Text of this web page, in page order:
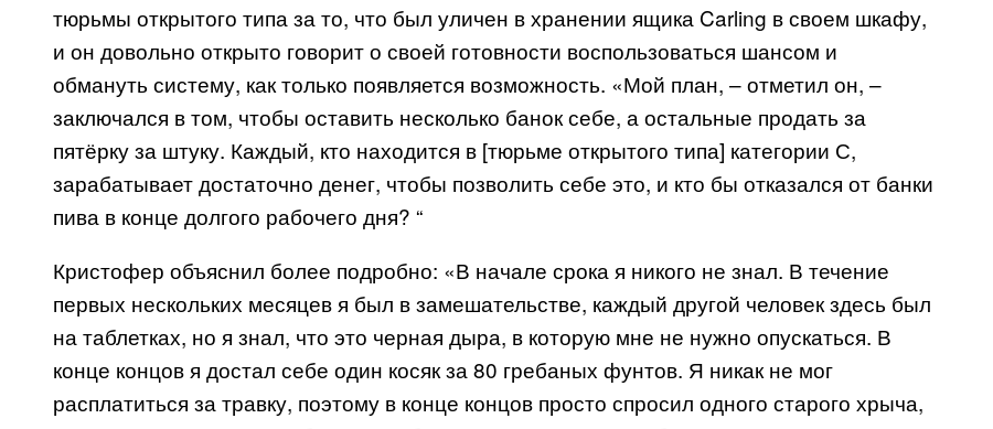
тюрьмы открытого типа за то, что был уличен в хранении ящика Carling в своем шкафу,
и он довольно открыто говорит о своей готовности воспользоваться шансом и
обмануть систему, как только появляется возможность. «Мой план, – отметил он, –
заключался в том, чтобы оставить несколько банок себе, а остальные продать за
пятёрку за штуку. Каждый, кто находится в [тюрьме открытого типа] категории С,
зарабатывает достаточно денег, чтобы позволить себе это, и кто бы отказался от банки
пива в конце долгого рабочего дня? “
Кристофер объяснил более подробно: «В начале срока я никого не знал. В течение
первых нескольких месяцев я был в замешательстве, каждый другой человек здесь был
на таблетках, но я знал, что это черная дыра, в которую мне не нужно опускаться. В
конце концов я достал себе один косяк за 80 гребаных фунтов. Я никак не мог
расплатиться за травку, поэтому в конце концов просто спросил одного старого хрыча,